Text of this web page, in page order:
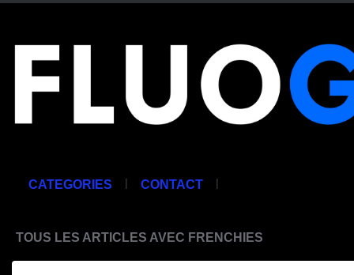
CATEGORIES | CONTACT |
TOUS LES ARTICLES AVEC FRENCHIES